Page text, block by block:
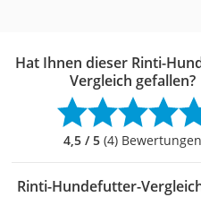
Hat Ihnen dieser Rinti-
Vergleich gefallen?
4,5 / 5 (4) Bewertungen
Rinti-Hundefutter-